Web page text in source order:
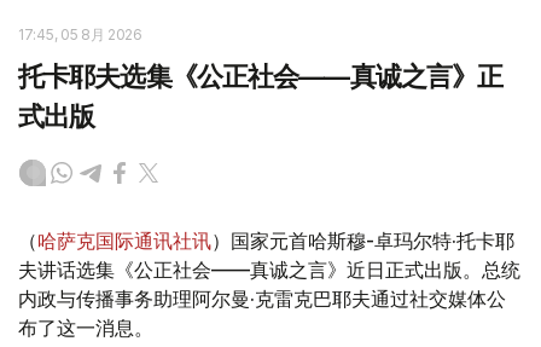
17:45, 05 8月 2026
托卡耶夫选集《公正社会——真诚之言》正
式出版
（哈萨克国际通讯社讯）国家元首哈斯穆-卓玛尔特·托卡耶
夫讲话选集《公正社会——真诚之言》近日正式出版。总统
内政与传播事务助理阿尔曼·克雷克巴耶夫通过社交媒体公
布了这一消息。